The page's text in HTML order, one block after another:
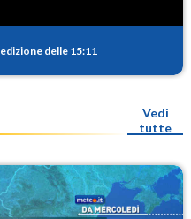
edizione delle 15:11
Vedi
tutte